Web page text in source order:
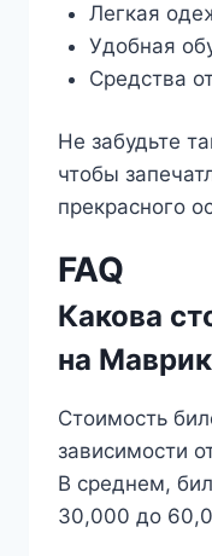
Легкая
Удобная
Средства
Не забудьте
чтобы
прекрасного
FAQ
Какова
на
Стоимость
зависимости
В среднем,
30,000 до